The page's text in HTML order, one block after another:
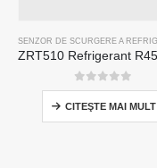
0din 5
CITEŞTE MAI MULT